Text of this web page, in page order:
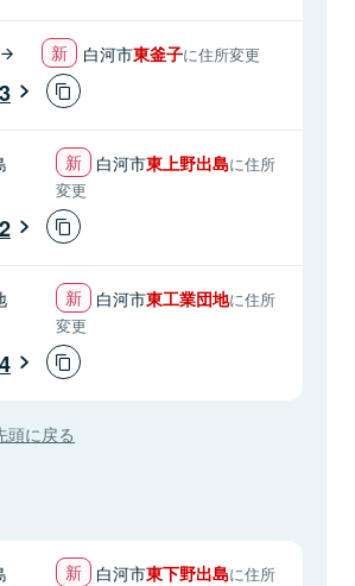
白河市東釜子に住所変更
白河市東上野出島に住所
変更
白河市東工業団地に住所
変更
頭に戻る
白河市東下野出島に住所